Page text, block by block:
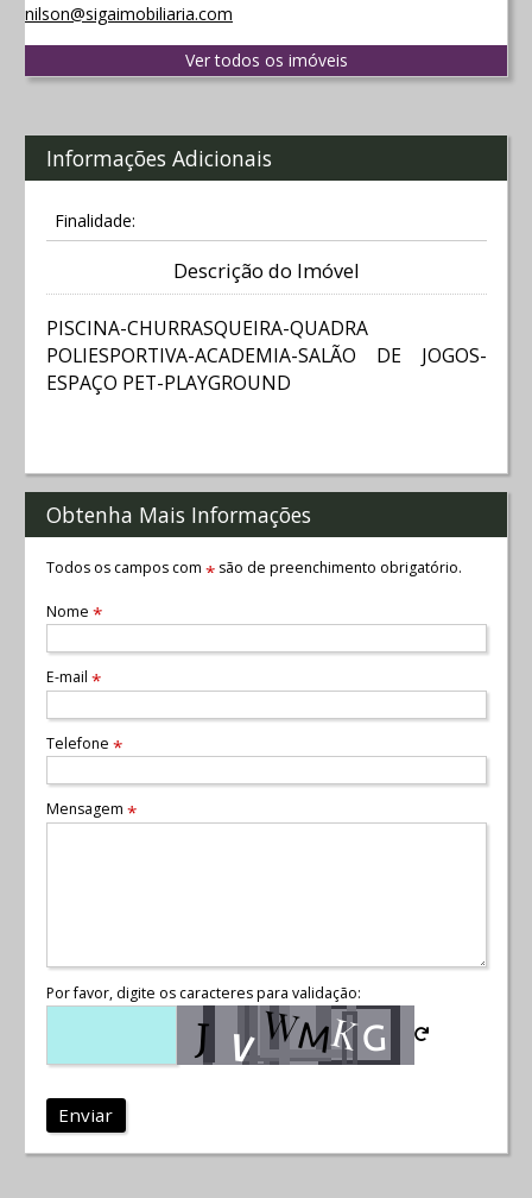
nilson@sigaimobiliaria.com
Ver todos os imóveis
Informações Adicionais
Finalidade:
Descrição do Imóvel
PISCINA-CHURRASQUEIRA-QUADRA
POLIESPORTIVA-ACADEMIA-SALÃO DE JOGOS-
ESPAÇO PET-PLAYGROUND
Obtenha Mais Informações
Todos os campos com *são de preenchimento obrigatório.
Nome *
E-mail *
Telefone *
Mensagem *
Por favor, digite os caracteres para validação:
Enviar